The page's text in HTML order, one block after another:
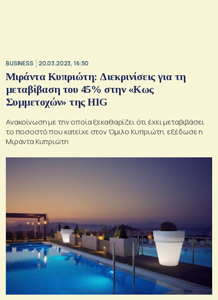
BUSINESS 20.03.2023, 16:50
Μιράντα Κυπριώτη: Διεκρινίσεις για τη
μεταβίβαση του 45% στην «Κως
Συμμετοχών» της HIG
Ανακοίνωση με την οποία ξεκαθαρίζει ότι έχει μεταβιβάσει
το ποσοστό που κατείχε στον Όμιλο Κυπριώτη, εξέδωσε η
Μιράντα Κυπριώτη